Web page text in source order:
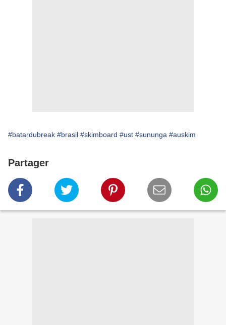
#batardubreak #brasil #skimboard #ust #sununga #auskim
Partager